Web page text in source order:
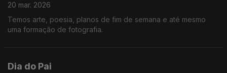
20 mar. 2026
Temos arte, poesia, planos de fim de semana e até mesmo
uma formação de fotografia.
Dia do Pai